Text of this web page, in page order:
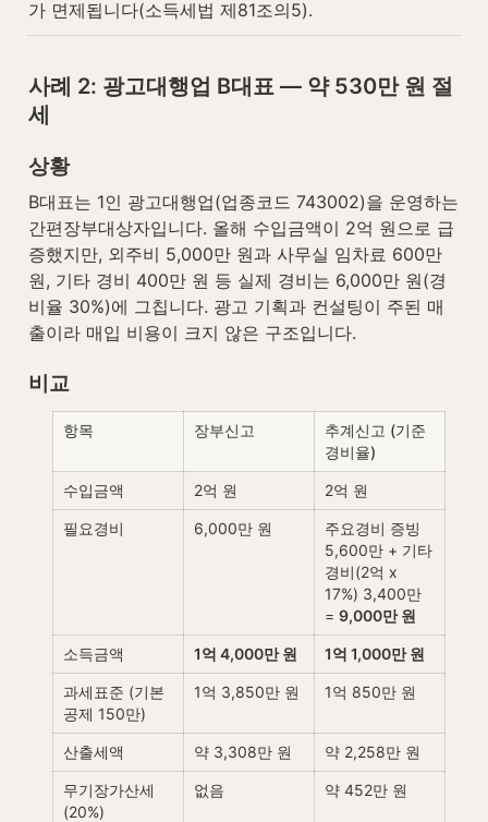
가 면제됩니다(소득세법 제81조의5).
사례 2: 광고대행업 B대표 — 약 530만 원 절
세
상황
B대표는 1인 광고대행업(업종코드 743002)을 운영하는
간편장부대상자입니다. 올해 수입금액이 2억 원으로 급
증했지만, 외주비 5,000만 원과 사무실 임차료 600만
원, 기타 경비 400만 원 등 실제 경비는 6,000만 원(경
비율 30%)에 그칩니다. 광고 기획과 컨설팅이 주된 매
출이라 매입 비용이 크지 않은 구조입니다.
비교
항목 장부신고
추계신고 (기준
경비율)
수입금액 2억 원 2억 원
필요경비 6,000만 원
주요경비 증빙
5,600만 + 기타
경비(2억 x
17%) 3,400만
= 9,000만 원
소득금액 1억 4,000만 원 1억 1,000만 원
과세표준 (기본
공제 150만)
1억 3,850만 원 1억 850만 원
산출세액 약 3,308만 원 약 2,258만 원
무기장가산세
(20%)
없음 약 452만 원